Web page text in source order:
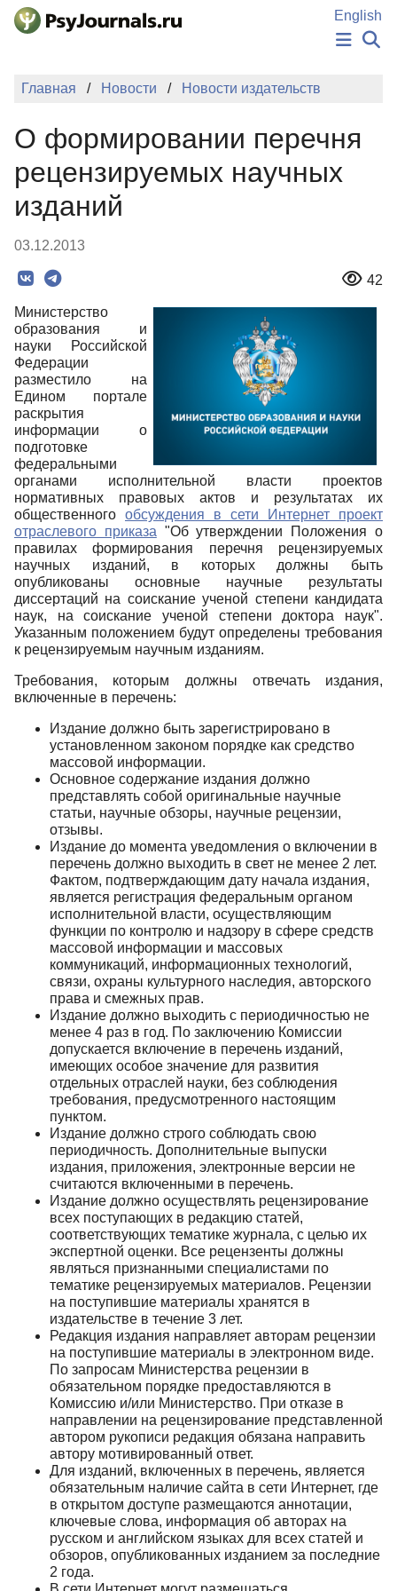
Перейти к основному содержанию
English
НОВОСТИ
ПОДАТЬ РУКОПИСЬ
КЛЮЧЕВЫЕ СЛОВА
Регистрация
Главная Новости Новости издательств
О формировании перечня
рецензируемых научных
изданий
03.12.2013
42
Министерство
образования и
науки Российской
Федерации
разместило на
Едином портале
раскрытия
информации о
подготовке
федеральными
органами исполнительной власти проектов
нормативных правовых актов и результатах их
общественного обсуждения в сети Интернет проект
отраслевого приказа"Об утверждении Положения о
правилах формирования перечня рецензируемых
научных изданий, в которых должны быть
опубликованы основные научные результаты
диссертаций на соискание ученой степени кандидата
наук, на соискание ученой степени доктора наук".
Указанным положением будут определены требования
к рецензируемым научным изданиям.
Требования, которым должны отвечать издания,
включенные в перечень:
Издание должно быть зарегистрировано в
установленном законом порядке как средство
массовой информации.
Основное содержание издания должно
представлять собой оригинальные научные
статьи, научные обзоры, научные рецензии,
отзывы.
Издание до момента уведомления о включении в
перечень должно выходить в свет не менее 2 лет.
Фактом, подтверждающим дату начала издания,
является регистрация федеральным органом
исполнительной власти, осуществляющим
функции по контролю и надзору в сфере средств
массовой информации и массовых
коммуникаций, информационных технологий,
связи, охраны культурного наследия, авторского
права и смежных прав.
Издание должно выходить с периодичностью не
менее 4 раз в год. По заключению Комиссии
допускается включение в перечень изданий,
имеющих особое значение для развития
отдельных отраслей науки, без соблюдения
требования, предусмотренного настоящим
пунктом.
Издание должно строго соблюдать свою
периодичность. Дополнительные выпуски
издания, приложения, электронные версии не
считаются включенными в перечень.
Издание должно осуществлять рецензирование
всех поступающих в редакцию статей,
соответствующих тематике журнала, с целью их
экспертной оценки. Все рецензенты должны
являться признанными специалистами по
тематике рецензируемых материалов. Рецензии
на поступившие материалы хранятся в
издательстве в течение 3 лет.
Редакция издания направляет авторам рецензии
на поступившие материалы в электронном виде.
По запросам Министерства рецензии в
обязательном порядке предоставляются в
Комиссию и/или Министерство. При отказе в
направлении на рецензирование представленной
автором рукописи редакция обязана направить
автору мотивированный ответ.
Для изданий, включенных в перечень, является
обязательным наличие сайта в сети Интернет, где
в открытом доступе размещаются аннотации,
ключевые слова, информация об авторах на
русском и английском языках для всех статей и
обзоров, опубликованных изданием за последние
2 года.